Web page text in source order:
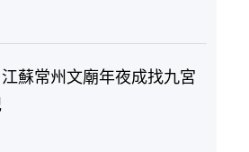
江蘇常州文廟年夜成找九宮